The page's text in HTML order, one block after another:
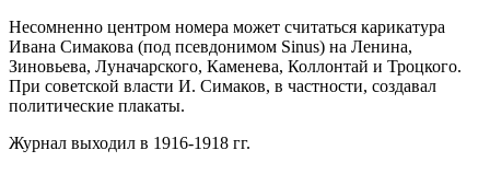
Несомненно центром номера может считаться карикатура
Ивана Симакова (под псевдонимом Sinus) на Ленина,
Зиновьева, Луначарского, Каменева, Коллонтай и Троцкого.
При советской власти И. Симаков, в частности, создавал
политические плакаты.
Журнал выходил в 1916-1918 гг.